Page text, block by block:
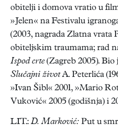
obitelji i domova vratio u
»Jelen« na Festivalu
(2003, nagrada Zlatna vrata
obiteljskim traumama; rad
Ispod crte (Zagreb 2005).
Slučajni životA. Peterlića
»Ivan Šibl« 2001, »Mario
Vuković« 2005 (godišnja) i
LIT.: D. Marković: Put u